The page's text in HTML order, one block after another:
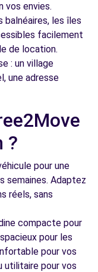
vos envies.
les îles
facilement
de location.
: un village
une adresse
?
pour une
semaines. Adaptez
réels, sans
compacte pour
pour les
pour vos
utilitaire pour vos